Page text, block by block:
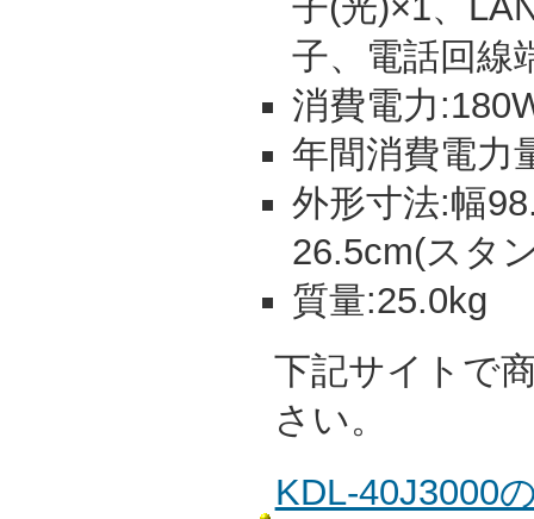
子、電話回線
消費電力
年間消費電力
外形寸法:幅
26.5cm(スタ
質量:25.0kg
下記サイトで
さい。
KDL-40J3000